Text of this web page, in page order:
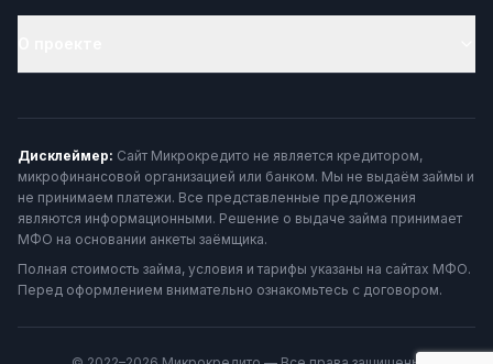
Дисклеймер: Сайт Микрокредито не является кредитором,
микрофинансовой организацией или банком. Мы не выдаём займы и
не принимаем платежи. Все представленные предложения
являются информационными. Решение о выдаче займа принимает
МФО на основании анкеты заёмщика.
Полная стоимость займа, условия и тарифы указаны на сайтах МФО.
Перед оформлением внимательно ознакомьтесь с договором.